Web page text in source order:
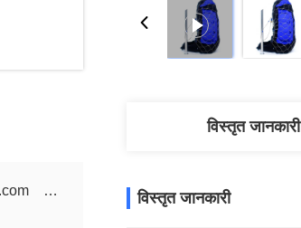
metalmeshes@gmail.com karen@bmmetalmesh.com
विस्तृत जानकारी
विस्तृत जानकारी